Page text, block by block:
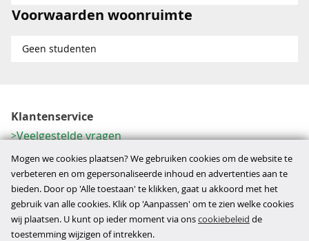
Voorwaarden woonruimte
Geen studenten
Klantenservice
Veelgestelde vragen
Contactformulier
Herroeping
Over ons
Bedrijfsgegevens
Werkwijze
Mogen we cookies plaatsen? We gebruiken cookies om de website te
verbeteren en om gepersonaliseerde inhoud en advertenties aan te
bieden. Door op 'Alle toestaan' te klikken, gaat u akkoord met het
gebruik van alle cookies. Klik op 'Aanpassen' om te zien welke cookies
wij plaatsen. U kunt op ieder moment via onscookiebeleid de
toestemming wijzigen of intrekken.